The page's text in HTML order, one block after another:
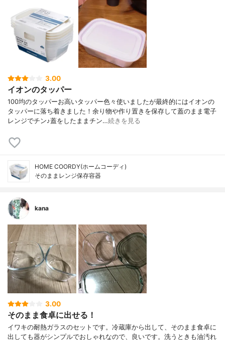
3.00
イオンのタッパー
100均のタッパーお高いタッパー色々使いましたが最終的にはイオンの
タッパーに落ち着きました！余り物や作り置きを保存して蓋のまま電子
レンジでチン♪蓋をしたままチン…続きを見る
HOME COORDY(ホームコーディ)
そのままレンジ保存容器
kana
3.00
そのまま食卓に出せる！
イワキの耐熱ガラスのセットです。冷蔵庫から出して、そのまま食卓に
出しても器がシンプルでおしゃれなので、良いです。洗うときも油汚れ